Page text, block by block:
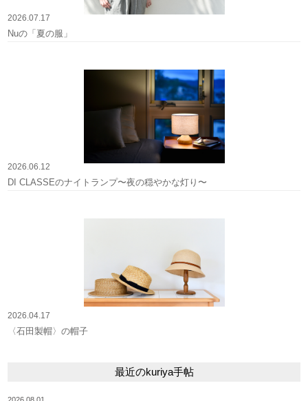
2026.07.17
Nuの「夏の服」
2026.06.12
DI CLASSEのナイトランプ〜夜の穏やかな灯り〜
2026.04.17
〈石田製帽〉の帽子
最近のkuriya手帖